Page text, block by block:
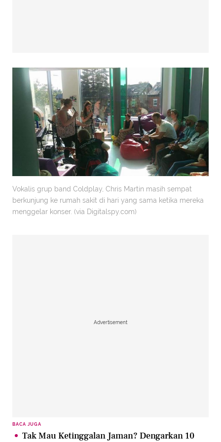
Vokalis grup band Coldplay, Chris Martin masih sempat
berkunjung ke rumah sakit di hari yang sama ketika mereka
menggelar konser. (via Digitalspy.com)
Advertisement
BACA JUGA
Tak Mau Ketinggalan Jaman? Dengarkan 10